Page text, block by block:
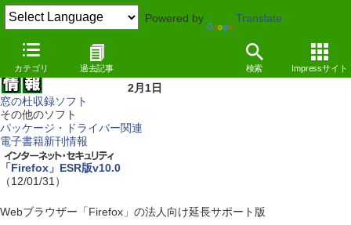
Powered by Translate
カテゴリ 過去記事 検索 Impressサイト
2月1日
窓の杜収録ソフト
その他のソフト
パッケージ・ドライバー関連
電子書籍新刊情報
「Firefox」ESR版v10.0
（12/01/31）
Webブラウザー「Firefox」の法人向け延長サポート版